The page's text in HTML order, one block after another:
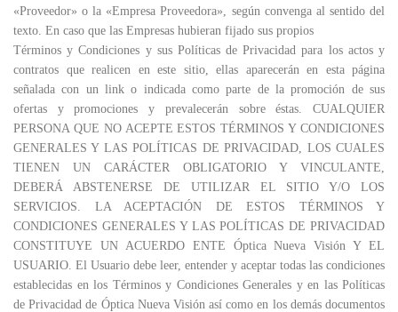
«Proveedor» o la «Empresa Proveedora», según convenga al sentido del
texto. En caso que las Empresas hubieran fijado sus propios
Términos y Condiciones y sus Políticas de Privacidad para los actos y
contratos que realicen en este sitio, ellas aparecerán en esta página
señalada con un link o indicada como parte de la promoción de sus
ofertas y promociones y prevalecerán sobre éstas. CUALQUIER
PERSONA QUE NO ACEPTE ESTOS TÉRMINOS Y CONDICIONES
GENERALES Y LAS POLÍTICAS DE PRIVACIDAD, LOS CUALES
TIENEN UN CARÁCTER OBLIGATORIO Y VINCULANTE,
DEBERÁ ABSTENERSE DE UTILIZAR EL SITIO Y/O LOS
SERVICIOS. LA ACEPTACIÓN DE ESTOS TÉRMINOS Y
CONDICIONES GENERALES Y LAS POLÍTICAS DE PRIVACIDAD
CONSTITUYE UN ACUERDO ENTE Óptica Nueva Visión Y EL
USUARIO. El Usuario debe leer, entender y aceptar todas las condiciones
establecidas en los Términos y Condiciones Generales y en las Políticas
de Privacidad de Óptica Nueva Visión así como en los demás documentos